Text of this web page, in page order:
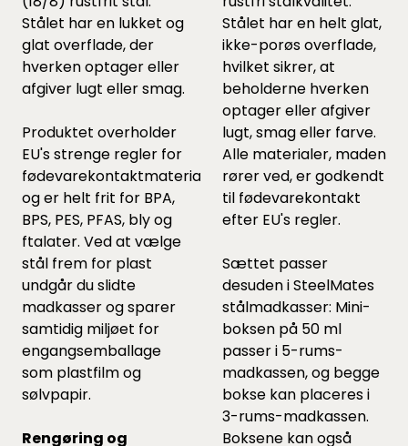
Stålet har en lukket og
glat overflade, der
hverken optager eller
afgiver lugt eller smag.
Produktet overholder
EU's strenge regler for
fødevarekontaktmaterialer
og er helt frit for BPA,
BPS, PES, PFAS, bly og
ftalater. Ved at vælge
stål frem for plast
undgår du slidte
madkasser og sparer
samtidig miljøet for
engangsemballage
som plastfilm og
sølvpapir.
Rengøring og
Stålet har en helt glat,
ikke-porøs overflade,
hvilket sikrer, at
beholderne hverken
optager eller afgiver
lugt, smag eller farve.
Alle materialer, maden
rører ved, er godkendt
til fødevarekontakt
efter EU's regler.
Sættet passer
desuden i SteelMates
stålmadkasser: Mini-
boksen på 50 ml
passer i 5-rums-
madkassen, og begge
bokse kan placeres i
3-rums-madkassen.
Boksene kan også